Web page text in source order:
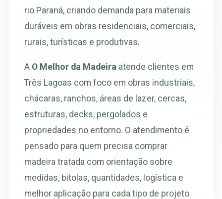
rio Paraná, criando demanda para materiais
duráveis em obras residenciais, comerciais,
rurais, turísticas e produtivas.
A O Melhor da Madeira atende clientes em
Três Lagoas com foco em obras industriais,
chácaras, ranchos, áreas de lazer, cercas,
estruturas, decks, pergolados e
propriedades no entorno. O atendimento é
pensado para quem precisa comprar
madeira tratada com orientação sobre
medidas, bitolas, quantidades, logística e
melhor aplicação para cada tipo de projeto.